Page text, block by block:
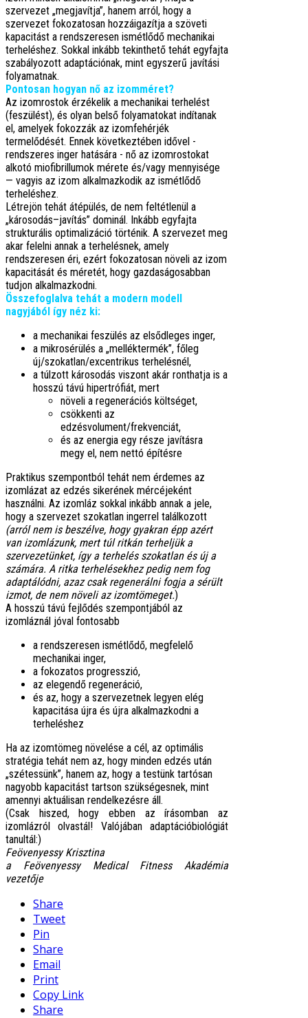
szervezet „megjavítja”, hanem arról, hogy a
szervezet fokozatosan hozzáigazítja a szöveti
kapacitást a rendszeresen ismétlődő mechanikai
terheléshez. Sokkal inkább tekinthető tehát egyfajta
szabályozott adaptációnak, mint egyszerű javítási
folyamatnak.
Pontosan hogyan nő az izomméret?
Az izomrostok érzékelik a mechanikai terhelést
(feszülést), és olyan belső folyamatokat indítanak
el, amelyek fokozzák az izomfehérjék
termelődését. Ennek következtében idővel -
rendszeres inger hatására - nő az izomrostokat
alkotó miofibrillumok mérete és/vagy mennyisége
— vagyis az izom alkalmazkodik az ismétlődő
terheléshez.
Létrejön tehát átépülés, de nem feltétlenül a
„károsodás–javítás” dominál. Inkább egyfajta
strukturális optimalizáció történik. A szervezet meg
akar felelni annak a terhelésnek, amely
rendszeresen éri, ezért fokozatosan növeli az izom
kapacitását és méretét, hogy gazdaságosabban
tudjon alkalmazkodni.
Összefoglalva tehát a modern modell
nagyjából így néz ki:
a mechanikai feszülés az elsődleges inger,
a mikrosérülés a „melléktermék”, főleg
új/szokatlan/excentrikus terhelésnél,
a túlzott károsodás viszont akár ronthatja is a
hosszú távú hipertrófiát, mert
növeli a regenerációs költséget,
csökkenti az
edzésvolument/frekvenciát,
és az energia egy része javításra
megy el, nem nettó építésre
Praktikus szempontból tehát nem érdemes az
izomlázat az edzés sikerének mércéjeként
használni. Az izomláz sokkal inkább annak a jele,
hogy a szervezet szokatlan ingerrel találkozott
(arról nem is beszélve, hogy gyakran épp azért
van izomlázunk, mert túl ritkán terheljük a
szervezetünket, így a terhelés szokatlan és új a
számára. A ritka terhelésekhez pedig nem fog
adaptálódni, azaz csak regenerálni fogja a sérült
izmot, de nem növeli az izomtömeget.)
A hosszú távú fejlődés szempontjából az
izomláznál jóval fontosabb
a rendszeresen ismétlődő, megfelelő
mechanikai inger,
a fokozatos progresszió,
az elegendő regeneráció,
és az, hogy a szervezetnek legyen elég
kapacitása újra és újra alkalmazkodni a
terheléshez
Ha az izomtömeg növelése a cél, az optimális
stratégia tehát nem az, hogy minden edzés után
„szétessünk”, hanem az, hogy a testünk tartósan
nagyobb kapacitást tartson szükségesnek, mint
amennyi aktuálisan rendelkezésre áll.
(Csak hiszed, hogy ebben az írásomban az
izomlázról olvastál! Valójában adaptációbiológiát
tanultál:)
Feövenyessy Krisztina
a Feövenyessy Medical Fitness Akadémia
vezetője
Share
Tweet
Pin
Share
Email
Print
Copy Link
Share